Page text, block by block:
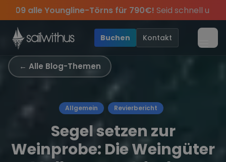
Skip to content
für 790€!Seid schnell und sichert euch die letzten
Sichere Dir jetztDein Meilenbuch und Deine
Angebote mehr Sowie20€ Rabatt auf deinen ersten
sei dabei. Season Closing Party 2026!Die
Buchen Kontakt
← Alle Blog-Themen
Allgemein Revierbericht
Segel setzen zur
Weinprobe: Die Weingüter